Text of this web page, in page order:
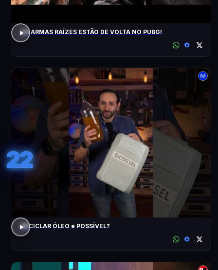
AS ARMAS RAÍZES ESTÃO DE VOLTA NO PUBG!
22
RECICLAR ÓLEO é POSSÍVEL?